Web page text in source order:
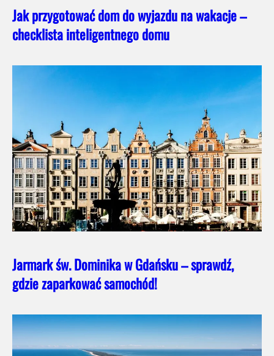
Jak przygotować dom do wyjazdu na wakacje –
checklista inteligentnego domu
Jarmark św. Dominika w Gdańsku – sprawdź,
gdzie zaparkować samochód!